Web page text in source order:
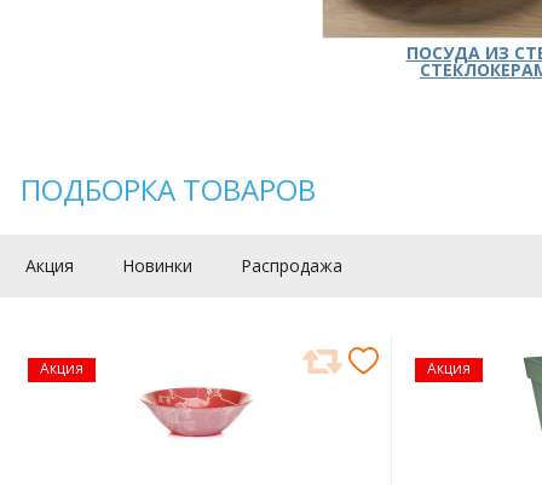
ПОСУДА ИЗ
ПОДБОРКА ТОВАРОВ
Акция Новинки Распродажа
Акция Акция